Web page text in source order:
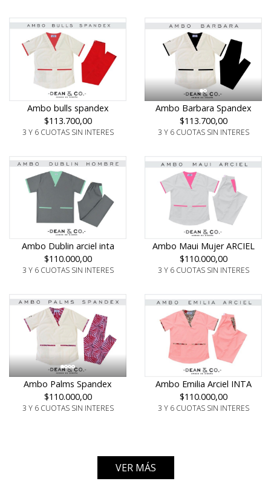
Ambo bulls spandex
$113.700,00
3 Y 6 CUOTAS SIN INTERES
Ambo Barbara Spandex
$113.700,00
3 Y 6 CUOTAS SIN INTERES
Ambo Dublin arciel inta
$110.000,00
3 Y 6 CUOTAS SIN INTERES
Ambo Maui Mujer ARCIEL
$110.000,00
3 Y 6 CUOTAS SIN INTERES
Ambo Palms Spandex
$110.000,00
3 Y 6 CUOTAS SIN INTERES
Ambo Emilia Arciel INTA
$110.000,00
3 Y 6 CUOTAS SIN INTERES
VER MÁS